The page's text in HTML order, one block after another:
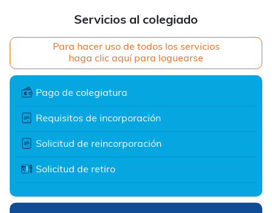
Servicios al colegiado
Para hacer uso de todos los servicios
haga clic aquí para loguearse
Pago de colegiatura
Requisitos de incorporación
Solicitud de reincorporación
Solicitud de retiro